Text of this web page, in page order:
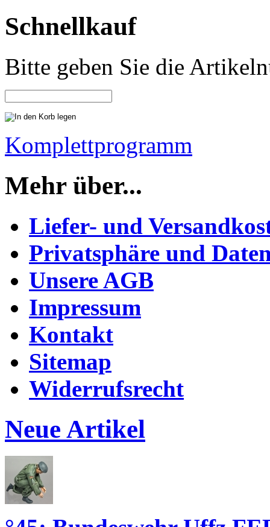
Schnellkauf
Bitte geben Sie die
Komplettprogramm
Mehr über...
Liefer- und
Privatsphäre und
Unsere AGB
Impressum
Kontakt
Sitemap
Widerrufsrecht
Neue Artikel